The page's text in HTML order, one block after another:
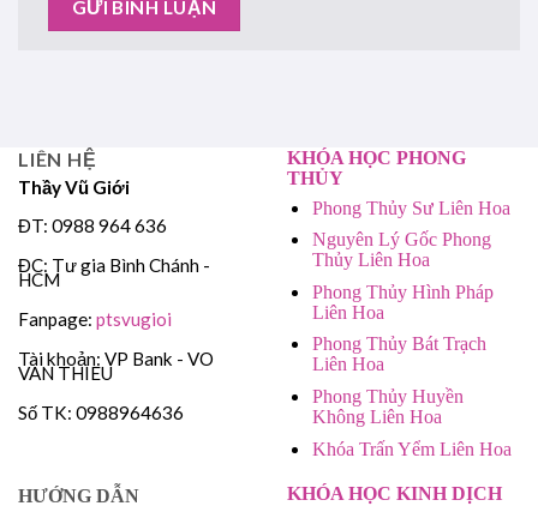
LIÊN HỆ
Thầy Vũ Giới
ĐT: 0988 964 636
ĐC: Tư gia Bình Chánh -
HCM
Fanpage: ptsvugioi
Tài khoản: VP Bank - VO
VAN THIEU
Số TK: 0988964636
HƯỚNG DẪN
KHÓA HỌC PHONG
THỦY
Phong Thủy Sư Liên Hoa
Nguyên Lý Gốc Phong
Thủy Liên Hoa
Phong Thủy Hình Pháp
Liên Hoa
Phong Thủy Bát Trạch
Liên Hoa
Phong Thủy Huyền
Không Liên Hoa
Khóa Trấn Yểm Liên Hoa
KHÓA HỌC KINH DỊCH